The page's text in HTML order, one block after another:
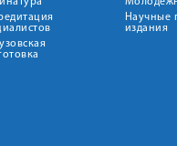
Научные
издания